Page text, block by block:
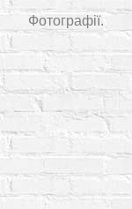
Фотографії.